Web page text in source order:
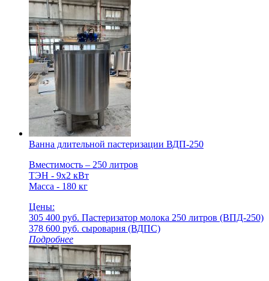
Ванна длительной пастеризации ВДП-250
Вместимость – 250 литров
ТЭН - 9х2 кВт
Масса - 180 кг
Цены:
305 400 руб. Пастеризатор молока 250 литров (ВПД-250)
378 600 руб. cыроварня (ВДПС)
Подробнее